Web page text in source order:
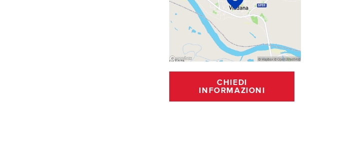
CHIEDI
INFORMAZIONI